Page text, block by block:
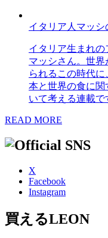
イタリア人マッシ
イタリア生まれの
マッシさん。世
られるこの時代
本と世界の食に
いて考える連載で
READ MORE
X
Facebook
Instagram
買えるLEON